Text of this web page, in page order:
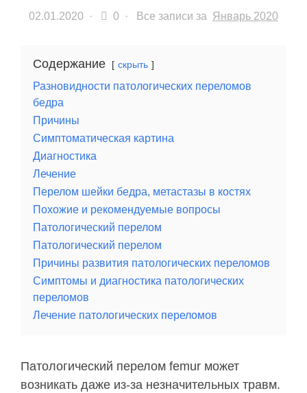
02.01.2020 · 0 · Все записи за Январь 2020
Содержание скрыть
Разновидности патологических переломов
бедра
Причины
Симптоматическая картина
Диагностика
Лечение
Перелом шейки бедра, метастазы в костях
Похожие и рекомендуемые вопросы
Патологический перелом
Патологический перелом
Причины развития патологических переломов
Симптомы и диагностика патологических
переломов
Лечение патологических переломов
Патологический перелом femur может
возникать даже из-за незначительных травм.